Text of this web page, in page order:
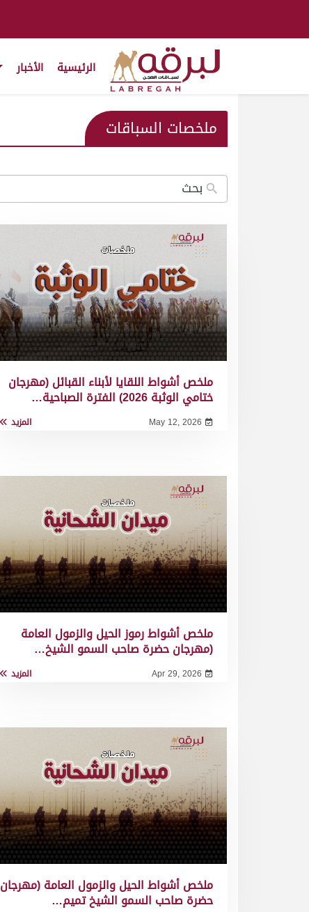
الرئيسية الأخبار
ملخصات السباقات
ملخص أشواط اللقايا لأبناء القبائل (مهرجان
ختامي الوثبة 2026) الفترة الصباحية…
May 12, 2026 المزيد
ملخص أشواط رموز الحيل والزمول العامة
(مهرجان حضرة صاحب السمو الشيخ…
Apr 29, 2026 المزيد
ملخص أشواط الحيل والزمول العامة (مهرجان
حضرة صاحب السمو الشيخ تميم…